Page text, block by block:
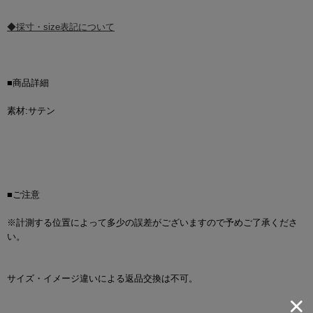
◆採寸・size表記について
■商品詳細
素材:サテン
■ご注意
※計測する位置によって多少の誤差がございますので予めご了承くださ
い。
サイズ・イメージ違いによる返品交換は不可。